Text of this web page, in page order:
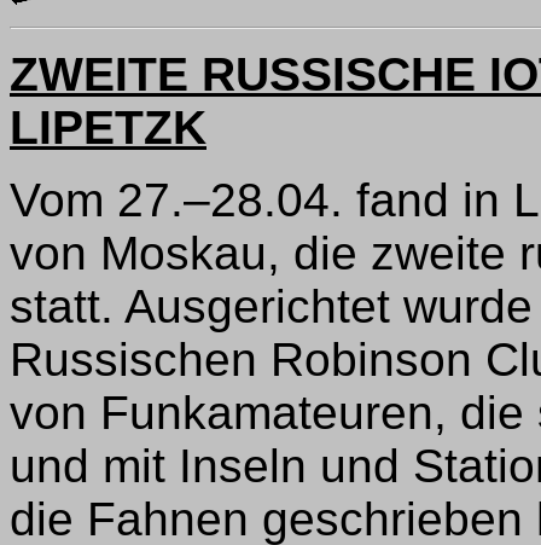
ZWEITE RUSSISCHE
LIPETZK
Vom 27.–28.04. fand in
von Moskau, die zweite
statt. Ausgerichtet
Russischen Robinson
von Funkamateuren,
und mit Inseln und
die Fahnen